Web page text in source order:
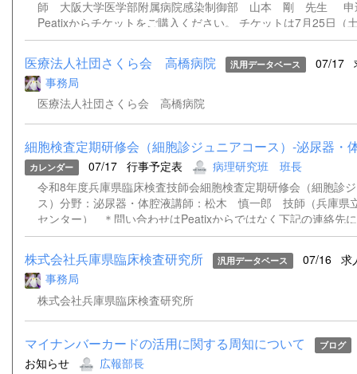
なそう〜」 神戸大学医学部附属病院 検査部 石神 由美子
要】 ・日時：令和8年9月8日（火） 18：30～20：30 ・開催
のハイブリット開催 ・場所：会場 兵庫県臨床検査技師会 研
名） Zoom（https://zoom.us）によるWeb開催 ・会費：兵庫
員500円 非会員2000円 ・生涯教育点数：専門20点 ・事前予
員： 30名（先着順） Web定員 ：150名（先着順） 【申し
し込み期間：...
師 大阪大学医学部附属病院感染制御部 山本 剛 先生 申
Peatixからチケットをご購入ください。 チケットは7月25日（
ます。 下記の「申し込みサイト」をクリックしていただくか
み取りサイトにアクセスの上、お申込みください。 チケット
Zoomに直接参加できるようになります。 ※現地参加される場
払いにて受付が可能です。
https://biseibutsu20260827.peatix.com
医療法人社団さくら会 高橋病院 汎用データベース 07/17
事務局
医療法人社団さくら会 高橋病院
細胞検査定期研修会（細胞診ジュニアコース）-泌尿器・
カレンダー 07/17 行事予定表
病理研究班 班長
令和8年度兵庫県臨床検査技師会細胞検査定期研修会（細胞診
ス）分野：泌尿器・体腔液講師：松木 慎一郎 技師（兵庫県
センター） ＊問い合わせはPeatixからではなく下記の連絡先
す。 Peatixから問い合わせされた場合、対応に時間がかかる
す。 ＊兵庫県臨床検査技師会は免税事業者の為、適格請求書
ます。 ご了承いただきますようお願い申し上げます。 ＊登
ただきましたメールアドレスあてに、資料（ある場合）および
り参加できない可能性があるため、ZOOMのウェビナー招致を
い。 連絡先兵庫県臨床検査技師会病理・細胞研究班班長今川
078-382-6474
株式会社兵庫県臨床検査研究所 汎用データベース 07/16
求
事務局
株式会社兵庫県臨床検査研究所
マイナンバーカードの活用に関する周知について ブログ
お知らせ
広報部長